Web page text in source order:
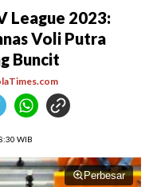
League 2023:
Voli Putra
Buncit
WIB
Perbesar